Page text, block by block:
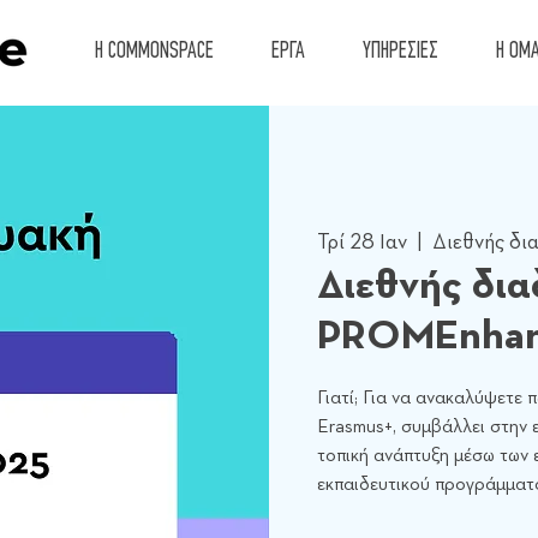
Η COMMONSPACE ΕΡΓΑ ΥΠΗΡΕΣΙΕΣ Η
Τρί 28 Ιαν Διεθνής
Διεθνής
Γιατί; Για να
Erasmus+, συμβάλλει στην
τοπική ανάπτυξη μέσω των
εκπαιδευτικού